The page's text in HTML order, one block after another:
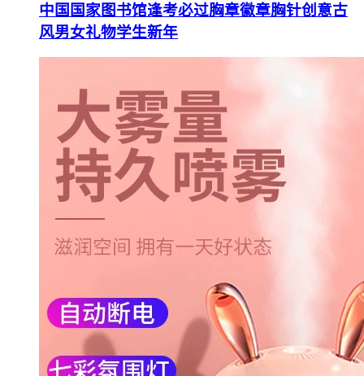
中国国家图书馆逢考必过胸章徽章胸针创意古
风男女礼物学生新年